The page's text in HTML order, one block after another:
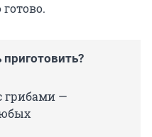
грибами —